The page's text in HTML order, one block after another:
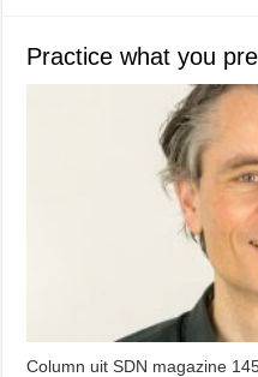
Practice what you
Column uit SDN magazine